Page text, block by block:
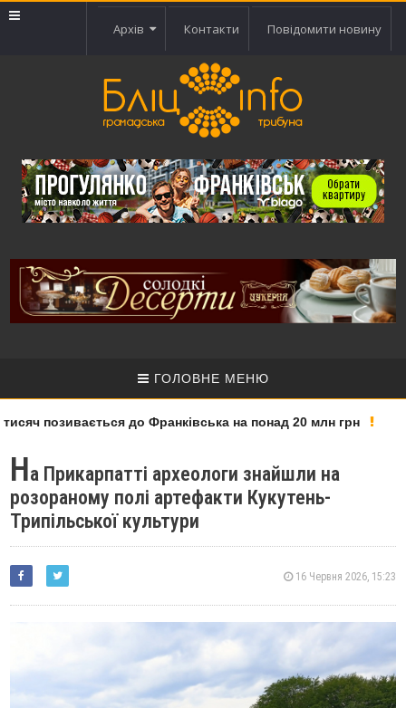
Архів Контакти Повідомити новину
ГОЛОВНЕ МЕНЮ
позивається до Франківська на понад 20 млн грн
На Прикарпатті археологи знайшли на
розораному полі артефакти Кукутень-
Трипільської культури
16 Червня 2026, 15:23